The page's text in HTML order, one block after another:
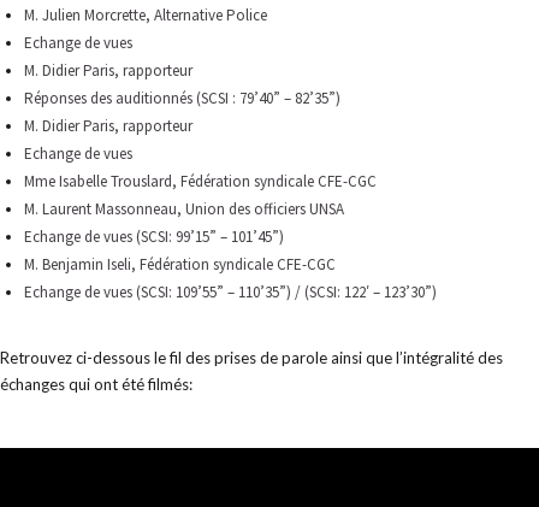
M. Julien Morcrette, Alternative Police
Echange de vues
M. Didier Paris, rapporteur
Réponses des auditionnés (SCSI : 79’40” – 82’35”)
M. Didier Paris, rapporteur
Echange de vues
Mme Isabelle Trouslard, Fédération syndicale CFE-CGC
M. Laurent Massonneau, Union des officiers UNSA
Echange de vues (SCSI: 99’15” – 101’45”)
M. Benjamin Iseli, Fédération syndicale CFE-CGC
Echange de vues (SCSI: 109’55” – 110’35”) / (SCSI: 122′ – 123’30”)
Retrouvez ci-dessous le fil des prises de parole ainsi que l’intégralité des
échanges qui ont été filmés: